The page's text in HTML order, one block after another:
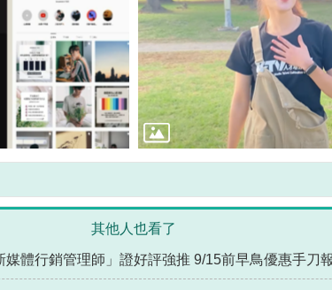
其他人也看了
體行銷管理師」證好評強推 9/15前早鳥優惠手刀